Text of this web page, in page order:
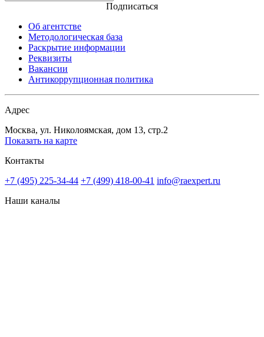
Подписаться
Об агентстве
Методологическая база
Раскрытие информации
Реквизиты
Вакансии
Антикоррупционная политика
Адрес
Москва, ул. Николоямская, дом 13, стр.2
Показать на карте
Контакты
+7 (495) 225-34-44 +7 (499) 418-00-41 info@raexpert.ru
Наши каналы